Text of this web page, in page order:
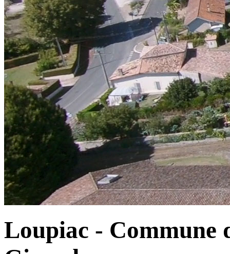
Loupiac - Commune